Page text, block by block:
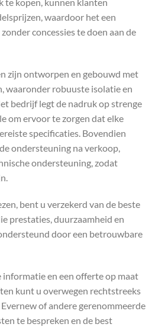
waardoor het een
concessies te doen aan de
zijn ontworpen en gebouwd met
waaronder robuuste isolatie en
bedrijf legt de nadruk op strenge
om ervoor te zorgen dat elke
specificaties. Bovendien
ondersteuning na verkoop,
ondersteuning, zodat
bent u verzekerd van de beste
prestaties, duurzaamheid en
door een betrouwbare
en een offerte op maat
kunt u overwegen rechtstreeks
of andere gerenommeerde
te bespreken en de best